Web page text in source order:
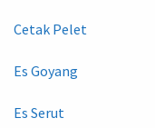
Cetak Pelet
Es Goyang
Es Serut